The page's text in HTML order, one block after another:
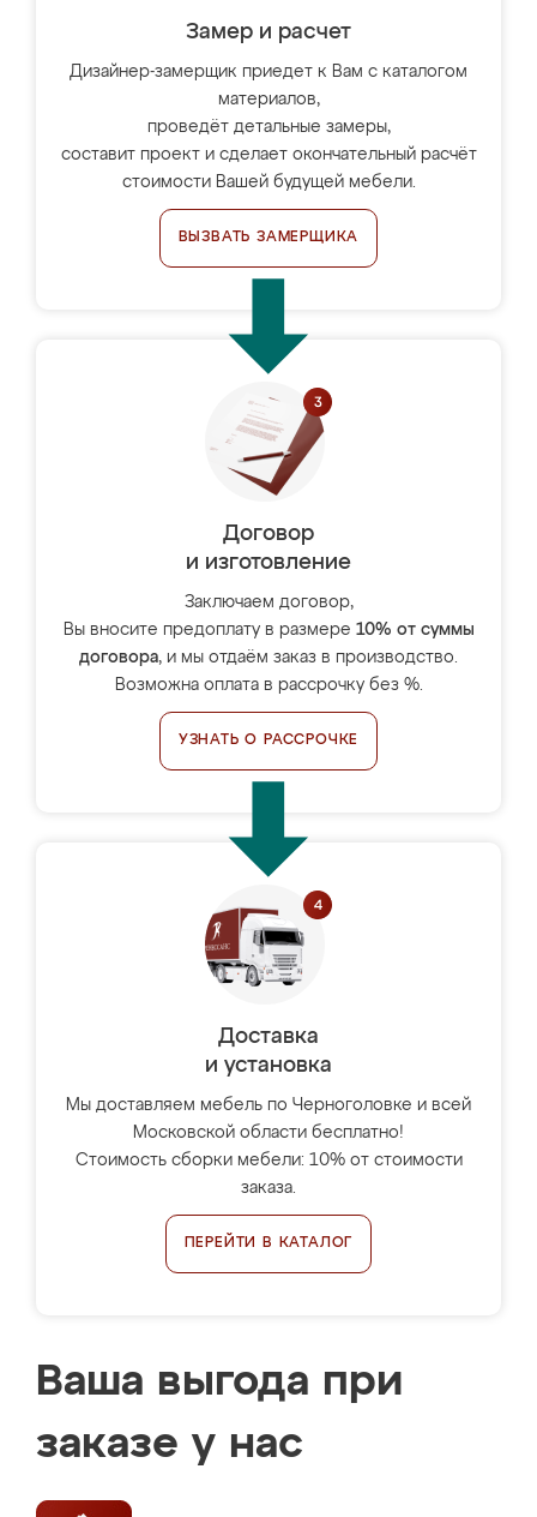
Замер и расчет
Дизайнер-замерщик приедет к Вам с каталогом
материалов,
проведёт детальные замеры,
составит проект и сделает окончательный расчёт
стоимости Вашей будущей мебели.
ВЫЗВАТЬ ЗАМЕРЩИКА
Договор
и изготовление
Заключаем договор,
Вы вносите предоплату в размере 10% от суммы
договора, и мы отдаём заказ в производство.
Возможна оплата в рассрочку без %.
УЗНАТЬ О РАССРОЧКЕ
Доставка
и установка
Мы доставляем мебель по Черноголовке и всей
Московской области бесплатно!
Стоимость сборки мебели: 10% от стоимости
заказа.
ПЕРЕЙТИ В КАТАЛОГ
Ваша выгода при
заказе у нас